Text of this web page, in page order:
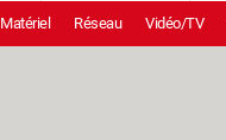
Matériel Réseau Vidéo/TV